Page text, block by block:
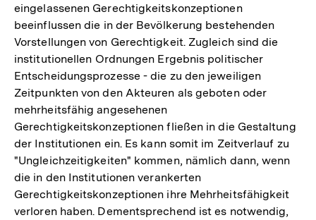
eingelassenen Gerechtigkeitskonzeptionen
beeinflussen die in der Bevölkerung bestehenden
Vorstellungen von Gerechtigkeit. Zugleich sind die
institutionellen Ordnungen Ergebnis politischer
Entscheidungsprozesse - die zu den jeweiligen
Zeitpunkten von den Akteuren als geboten oder
mehrheitsfähig angesehenen
Gerechtigkeitskonzeptionen fließen in die Gestaltung
der Institutionen ein. Es kann somit im Zeitverlauf zu
"Ungleichzeitigkeiten" kommen, nämlich dann, wenn
die in den Institutionen verankerten
Gerechtigkeitskonzeptionen ihre Mehrheitsfähigkeit
verloren haben. Dementsprechend ist es notwendig,